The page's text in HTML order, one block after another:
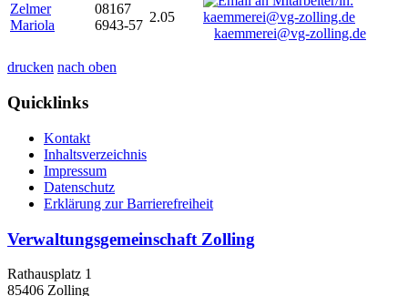
Zelmer
Mariola
08167
6943-57
2.05
kaemmerei@vg-zolling.de
drucken nach oben
Quicklinks
Kontakt
Inhaltsverzeichnis
Impressum
Datenschutz
Erklärung zur Barrierefreiheit
Verwaltungsgemeinschaft Zolling
Rathausplatz 1
85406 Zolling